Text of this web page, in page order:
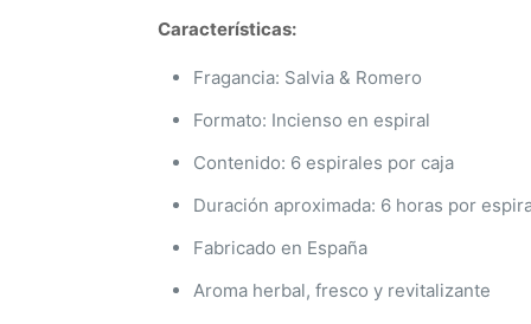
Características:
Fragancia: Salvia & Romero
Formato: Incienso en espiral
Contenido: 6 espirales por caja
Duración aproximada: 6 horas por
Fabricado en España
Aroma herbal, fresco y revitalizante